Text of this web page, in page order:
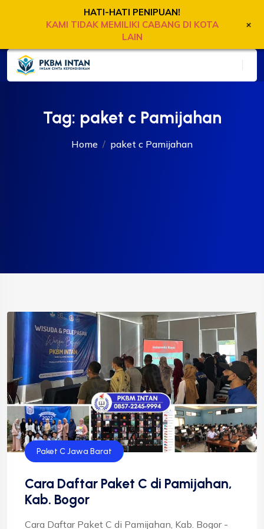
Tag: paket c Pamijahan
Home paket c Pamijahan
Paket C Jawa Barat
Cara Daftar Paket C di Pamijahan,
Kab. Bogor
Cara Daftar Paket C di Pamijahan, Kab. Bogor -
HATI-HATI PENIPUAN!
KAMI TIDAK MEMILIKI CABANG DI KOTA
LAIN
+